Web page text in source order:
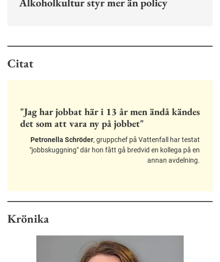
Alkoholkultur styr mer än policy
Citat
"Jag har jobbat här i 13 år men ändå kändes
det som att vara ny på jobbet"
Petronella Schröder, gruppchef på Vattenfall har testat
"jobbskuggning" där hon fått gå bredvid en kollega på en
annan avdelning.
Krönika